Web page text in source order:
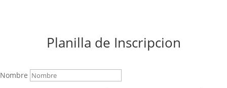
Planilla de Inscripcion
Nombre